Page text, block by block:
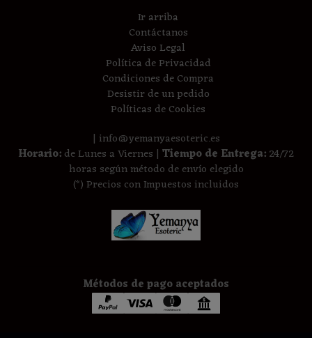
Ir arriba
Contáctanos
Aviso Legal
Política de Privacidad
Condiciones de Compra
Desistir de un pedido
Políticas de Cookies
| info@yemanyaesoteric.es
Horario:de Lunes a Viernes | Tiempo de Entrega:24/72
horas según método de envío elegido
(*) Precios con Impuestos incluidos
Métodos de pago aceptados